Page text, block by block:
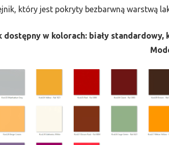
który jest pokryty bezbarwną warstwą
dostępny w kolorach: biały